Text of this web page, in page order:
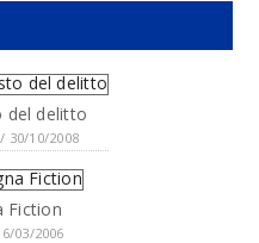
del delitto
30/10/2008
Fiction
03/2006